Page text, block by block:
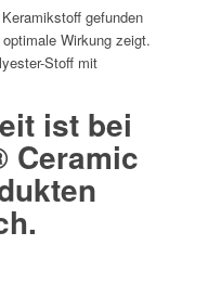
gefunden
Wirkung zeigt.
Stoff mit
ist bei
Ceramic